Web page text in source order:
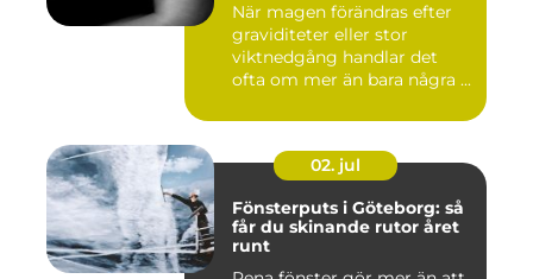
När magen förändras efter
graviditeter eller stor
viktnedgång handlar det
ofta om mer än bara några ...
02. jul
Fönsterputs i Göteborg: så
får du skinande rutor året
runt